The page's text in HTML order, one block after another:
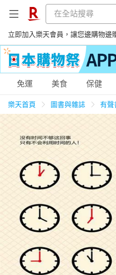
立即加入樂天會員，讓您邊購物邊
購物網分類
居家生活 3C家電
女裝 男裝
日本購物 電子/紙本書
免運 美食 保健
樂天首頁 圖書與雜誌 有聲